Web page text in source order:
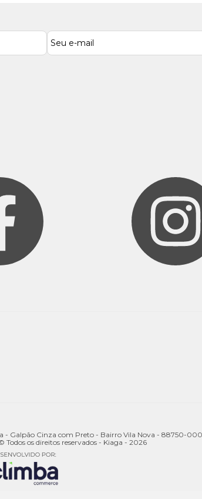
- Galpão Cinza com Preto - Bairro Vila Nova - 88750-
os direitos reservados - Kiaga - 2026